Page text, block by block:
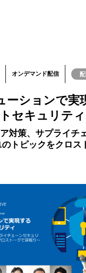
オンデマンド配信
ーションで実
セキュリティ
対策、サプライチ
のトピックをクロス